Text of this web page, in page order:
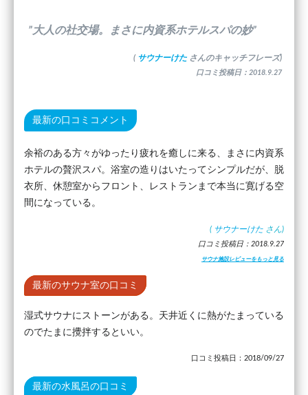
”大人の社交場。まさに内資系ホテルスパの妙”
( サウナーけた さんのキャッチフレーズ)
口コミ投稿日：2018.9.27
最新の口コミコメント
余裕のある方々がゆったり疲れを癒しに来る、まさに内資系
ホテルの贅沢スパ。浴室の造りはいたってシンプルだが、脱
衣所、休憩室からフロント、レストランまで本当に寛げる空
間になっている。
( サウナーけた さん)
口コミ投稿日：2018.9.27
サウナ施設レビューをもっと見る
最新のサウナ室の口コミ
湿式サウナにストーンがある。天井近くに熱がたまっている
のでたまに攪拌するといい。
口コミ投稿日：2018/09/27
最新の水風呂の口コミ